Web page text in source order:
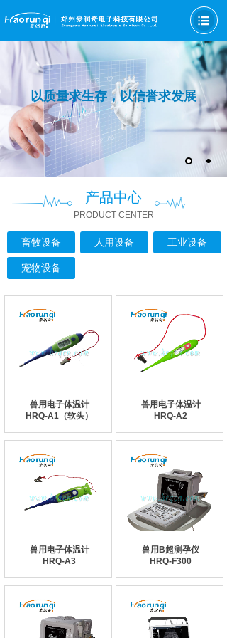
以质量求生存，以信誉求发展
产品中心
PRODUCT CENTER
畜牧设备 人用设备 工业设备
宠物设备
兽用电子体温计
HRQ-A1（软头）
兽用电子体温计
HRQ-A2
兽用电子体温计
HRQ-A3
兽用B超测孕仪
HRQ-F300